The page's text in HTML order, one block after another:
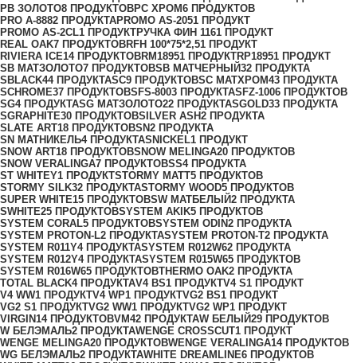
PB ЗОЛОТО8 ПРОДУКТОВPC ХРОМ6 ПРОДУКТОВ
PRO A-8882 ПРОДУКТАPROMO AS-2051 ПРОДУКТ
PROMO AS-2CL1 ПРОДУКТPУЧКА ФИН 1161 ПРОДУКТ
REAL OAK7 ПРОДУКТОВRFH 100*75*2,51 ПРОДУКТ
RIVIERA ICE14 ПРОДУКТОВRM18951 ПРОДУКТRP18951 ПРОДУКТ
SB МАТЗОЛОТО7 ПРОДУКТОВSB МАТЧЕРНЫЙ32 ПРОДУКТА
SBLACK44 ПРОДУКТАSC9 ПРОДУКТОВSC МАТХРОМ43 ПРОДУКТА
SCHROME37 ПРОДУКТОВSFS-8003 ПРОДУКТАSFZ-1006 ПРОДУКТОВ
SG4 ПРОДУКТАSG МАТЗОЛОТО22 ПРОДУКТАSGOLD33 ПРОДУКТА
SGRAPHITE30 ПРОДУКТОВSILVER ASH2 ПРОДУКТА
SLATE ART18 ПРОДУКТОВSN2 ПРОДУКТА
SN МАТНИКЕЛЬ4 ПРОДУКТАSNICKEL1 ПРОДУКТ
SNOW ART18 ПРОДУКТОВSNOW MELINGA20 ПРОДУКТОВ
SNOW VERALINGA7 ПРОДУКТОВSS4 ПРОДУКТА
ST WHITEY1 ПРОДУКТSTORMY MATT5 ПРОДУКТОВ
STORMY SILK32 ПРОДУКТАSTORMY WOOD5 ПРОДУКТОВ
SUPER WHITE15 ПРОДУКТОВSW МАТБЕЛЫЙ2 ПРОДУКТА
SWHITE25 ПРОДУКТОВSYSTEM AKIK5 ПРОДУКТОВ
SYSTEM CORAL5 ПРОДУКТОВSYSTEM ODIN2 ПРОДУКТА
SYSTEM PROTON-L2 ПРОДУКТАSYSTEM PROTON-T2 ПРОДУКТА
SYSTEM R011Y4 ПРОДУКТАSYSTEM R012W62 ПРОДУКТА
SYSTEM R012Y4 ПРОДУКТАSYSTEM R015W65 ПРОДУКТОВ
SYSTEM R016W65 ПРОДУКТОВTHERMO OAK2 ПРОДУКТА
TOTAL BLACK4 ПРОДУКТАV4 BS1 ПРОДУКТV4 S1 ПРОДУКТ
V4 WW1 ПРОДУКТV4 WР1 ПРОДУКТVG2 BS1 ПРОДУКТ
VG2 S1 ПРОДУКТVG2 WW1 ПРОДУКТVG2 WР1 ПРОДУКТ
VIRGIN14 ПРОДУКТОВVM42 ПРОДУКТАW БЕЛЫЙ29 ПРОДУКТОВ
W БЕЛЭМАЛЬ2 ПРОДУКТАWENGE CROSSCUT1 ПРОДУКТ
WENGE MELINGA20 ПРОДУКТОВWENGE VERALINGA14 ПРОДУКТОВ
WG БЕЛЭМАЛЬ2 ПРОДУКТАWHITE DREAMLINE6 ПРОДУКТОВ